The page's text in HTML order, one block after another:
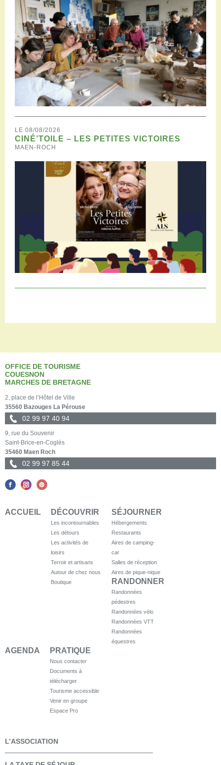
LE 08/08/2026
CINÉ’TOILE – LES PETITES VICTOIRES
MAEN-ROCH
OFFICE DE TOURISME
COUESNON
MARCHES DE BRETAGNE
2, place de l’Hôtel de Ville
35560 Bazouges La Pérouse
02 99 97 40 94
9, rue du Souvenir
Saint-Brice-en-Coglès
35460 Maen Roch
02 99 97 85 44
ACCUEIL DÉCOUVRIR
Les incontournables
Les détours
Les activités de
loisirs
Terroir et artisans
Autour de chez nous
Boutique
SÉJOURNER
Hébergements
Restaurants
Aires de camping-
car
Salles de réception
Aires de pique-nique
RANDONNER
Randonnées
pédestres
Randonnées vélo
Randonnées VTT
Randonnées
équestres
AGENDA PRATIQUE
Nous contacter
Documents à
télécharger
Tourisme accessible
Venir en groupe
Espace Pro
L’ASSOCIATION